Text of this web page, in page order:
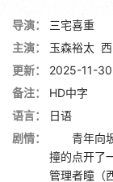
导演：
三宅喜重
主演：
玉森裕太
更新：
2025-11-
备注：
HD中字
语言：
日语
剧情：
青年向坂
撞的点开了
管理者瞳（